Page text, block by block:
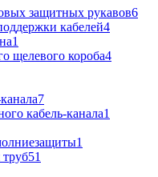
защитных рукавов6
кабелей4
1
щелевого короба4
7
кабель-канала1
1
51